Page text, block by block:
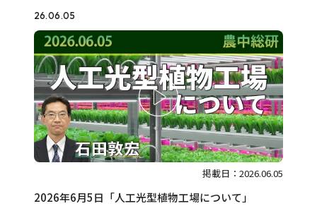
26.06.05
掲載日：2026.06.05
2026年6月5日「人工光型植物工場について」